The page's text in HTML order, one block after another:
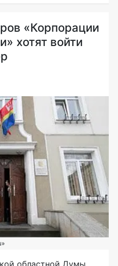
«Корпорации
хотят войти
областной Думы